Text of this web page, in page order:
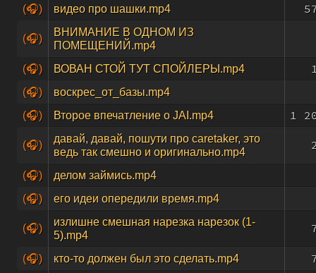
(🎧) видео про шашки.mp4
(🎧)
ВНИМАНИЕ В ОДНОМ ИЗ
ПОМЕЩЕНИЙ.mp4
(🎧)
ВОВАН СТОЙ ТУТ СПОЙЛЕРЫ.mp4
(🎧)
воскрес_от_базы.mp4
(🎧)
Второе впечатление о JAI.mp4 1
(🎧)
давай, давай, пошути про caretaker, это
ведь так смешно и оригинально.mp4
(🎧)
делом займись.mp4
(🎧)
его идеи опередили время.mp4
(🎧)
излишне смешная нарезка нарезок (1-
5).mp4
(🎧) кто-то должен был это сделать.mp4